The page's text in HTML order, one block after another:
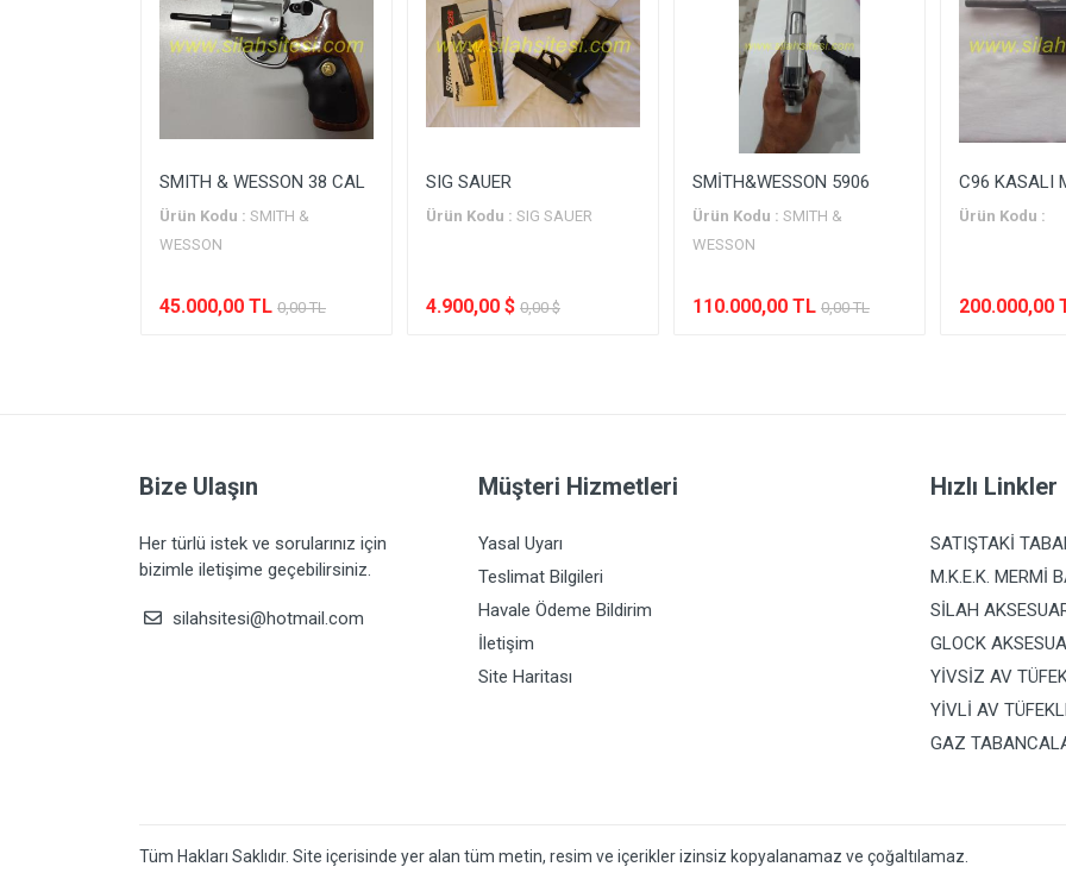
Namlu Uzunluğu
:
Ağırlık
:
Tetik Ağırlığı
SMITH & WESSON 38 CAL
Ürün Kodu : SMITH &
WESSON
45.000,00 TL 0,00 TL
SIG SAUER
Ürün Kodu : SIG SAUER
4.900,00 $ 0,00 $
SMİTH&WESSON 5906
Ürün Kodu : SMITH &
WESSON
110.000,00 TL 0,00 TL
C96 KASALI
Ürün Kodu :
200.000,00
Bize Ulaşın
Her türlü istek ve sorularınız için
bizimle iletişime geçebilirsiniz.
silahsitesi@hotmail.com
Müşteri Hizmetleri
Yasal Uyarı
Teslimat Bilgileri
Havale Ödeme Bildirim
İletişim
Site Haritası
Hızlı Linkler
SATIŞTAKİ
M.K.E.K. MERMİ
SİLAH
GLOCK
YİVSİZ AV
YİVLİ AV
GAZ
Tüm Hakları Saklıdır. Site içerisinde yer alan tüm metin, resim ve içerikler izinsiz kopyalanamaz ve çoğaltılamaz.